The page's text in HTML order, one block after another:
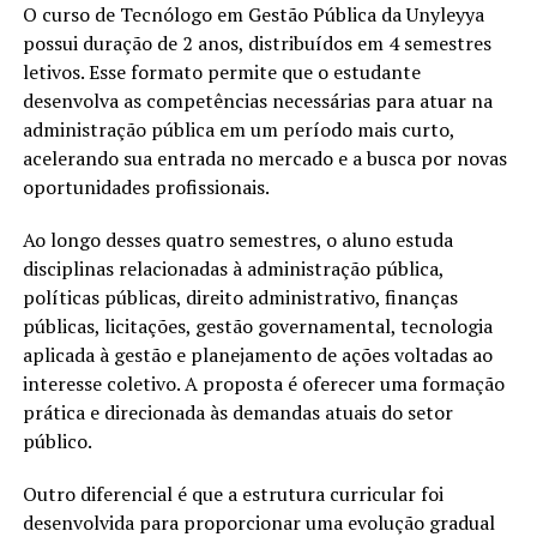
O curso de Tecnólogo em Gestão Pública da Unyleyya
possui duração de 2 anos, distribuídos em 4 semestres
letivos. Esse formato permite que o estudante
desenvolva as competências necessárias para atuar na
administração pública em um período mais curto,
acelerando sua entrada no mercado e a busca por novas
oportunidades profissionais.
Ao longo desses quatro semestres, o aluno estuda
disciplinas relacionadas à administração pública,
políticas públicas, direito administrativo, finanças
públicas, licitações, gestão governamental, tecnologia
aplicada à gestão e planejamento de ações voltadas ao
interesse coletivo. A proposta é oferecer uma formação
prática e direcionada às demandas atuais do setor
público.
Outro diferencial é que a estrutura curricular foi
desenvolvida para proporcionar uma evolução gradual